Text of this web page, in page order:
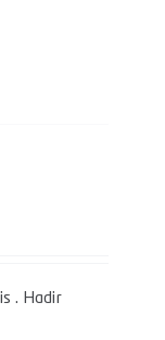
. Hadir